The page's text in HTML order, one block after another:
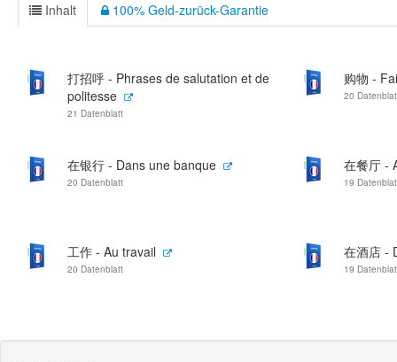
Inhalt 100% Geld-zurück-Garantie
打招呼 - Phrases de salutation et de
politesse
21 Datenblatt
购物 -
20
在银行 - Dans une banque
20 Datenblatt
在餐厅 -
19
工作 - Au travail
20 Datenblatt
在酒店 -
19